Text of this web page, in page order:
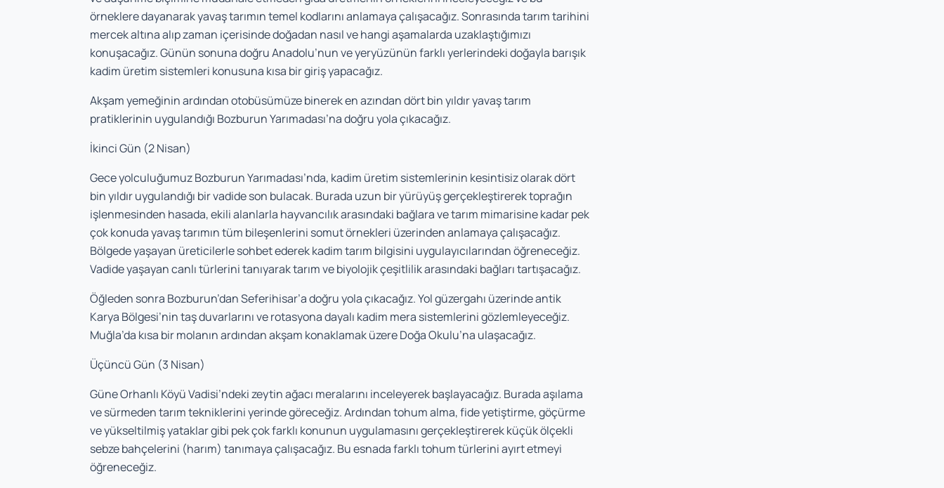
örneklere dayanarak yavaş tarımın temel kodlarını anlamaya çalışacağız. Sonrasında tarım tarihini
mercek altına alıp zaman içerisinde doğadan nasıl ve hangi aşamalarda uzaklaştığımızı
konuşacağız. Günün sonuna doğru Anadolu’nun ve yeryüzünün farklı yerlerindeki doğayla barışık
kadim üretim sistemleri konusuna kısa bir giriş yapacağız.
Akşam yemeğinin ardından otobüsümüze binerek en azından dört bin yıldır yavaş tarım
pratiklerinin uygulandığı Bozburun Yarımadası’na doğru yola çıkacağız.
İkinci Gün (2 Nisan)
Gece yolculuğumuz Bozburun Yarımadası’nda, kadim üretim sistemlerinin kesintisiz olarak dört
bin yıldır uygulandığı bir vadide son bulacak. Burada uzun bir yürüyüş gerçekleştirerek toprağın
işlenmesinden hasada, ekili alanlarla hayvancılık arasındaki bağlara ve tarım mimarisine kadar pek
çok konuda yavaş tarımın tüm bileşenlerini somut örnekleri üzerinden anlamaya çalışacağız.
Bölgede yaşayan üreticilerle sohbet ederek kadim tarım bilgisini uygulayıcılarından öğreneceğiz.
Vadide yaşayan canlı türlerini tanıyarak tarım ve biyolojik çeşitlilik arasındaki bağları tartışacağız.
Öğleden sonra Bozburun’dan Seferihisar’a doğru yola çıkacağız. Yol güzergahı üzerinde antik
Karya Bölgesi’nin taş duvarlarını ve rotasyona dayalı kadim mera sistemlerini gözlemleyeceğiz.
Muğla’da kısa bir molanın ardından akşam konaklamak üzere Doğa Okulu’na ulaşacağız.
Üçüncü Gün (3 Nisan)
Güne Orhanlı Köyü Vadisi’ndeki zeytin ağacı meralarını inceleyerek başlayacağız. Burada aşılama
ve sürmeden tarım tekniklerini yerinde göreceğiz. Ardından tohum alma, fide yetiştirme, göçürme
ve yükseltilmiş yataklar gibi pek çok farklı konunun uygulamasını gerçekleştirerek küçük ölçekli
sebze bahçelerini (harım) tanımaya çalışacağız. Bu esnada farklı tohum türlerini ayırt etmeyi
öğreneceğiz.